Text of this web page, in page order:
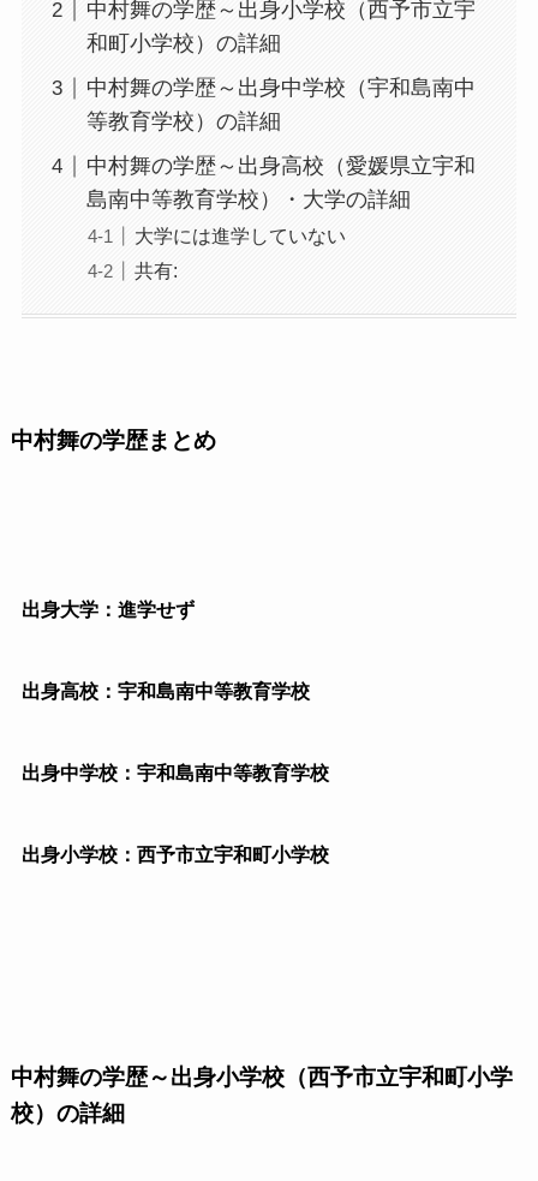
中村舞の学歴～出身小学校（西予市立宇
和町小学校）の詳細
中村舞の学歴～出身中学校（宇和島南中
等教育学校）の詳細
中村舞の学歴～出身高校（愛媛県立宇和
島南中等教育学校）・大学の詳細
大学には進学していない
共有:
中村舞の学歴まとめ
出身大学：進学せず
出身高校：宇和島南中等教育学校
出身中学校：宇和島南中等教育学校
出身小学校：西予市立宇和町小学校
中村舞の学歴～出身小学校（西予市立宇和町小学
校）の詳細